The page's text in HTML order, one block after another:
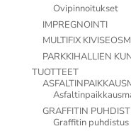
Ovipinnoitukset
IMPREGNOINTI
MULTIFIX
PARKKIHALLIEN
TUOTTEET
GRAFFITIN
Graffitin puhdistus